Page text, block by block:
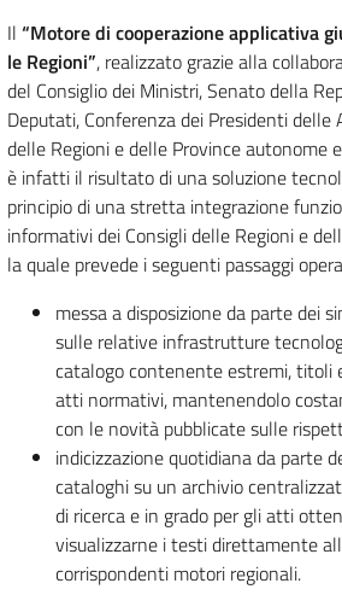
Il “Motore di cooperazione applicativa
le Regioni”, realizzato grazie alla
del Consiglio dei Ministri, Senato della
Deputati, Conferenza dei Presidenti delle
delle Regioni e delle Province autonome
è infatti il risultato di una soluzione
principio di una stretta integrazione
informativi dei Consigli delle Regioni e
la quale prevede i seguenti passaggi
messa a disposizione da parte dei
sulle relative infrastrutture
catalogo contenente estremi, titoli
atti normativi, mantenendolo
con le novità pubblicate sulle
indicizzazione quotidiana da parte
cataloghi su un archivio
di ricerca e in grado per gli atti
visualizzarne i testi direttamente
corrispondenti motori regionali.